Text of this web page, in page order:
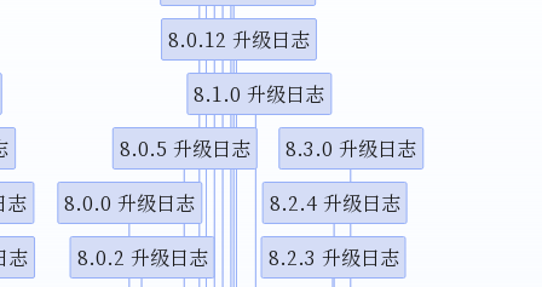
8.2.3 升级日志
8.2.4 升级日志
8.3.0 升级日志
8.1.0 升级日志
8.0.12 升级日志
8.0.5 升级日志
8.0.2 升级日志
8.0.0 升级日志
志
志